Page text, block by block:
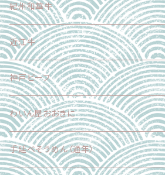
調味料
その他
加工品
紀州和華牛
近江牛
神戸ビーフ
わいん屋おおきに
手延べそうめん（通年）